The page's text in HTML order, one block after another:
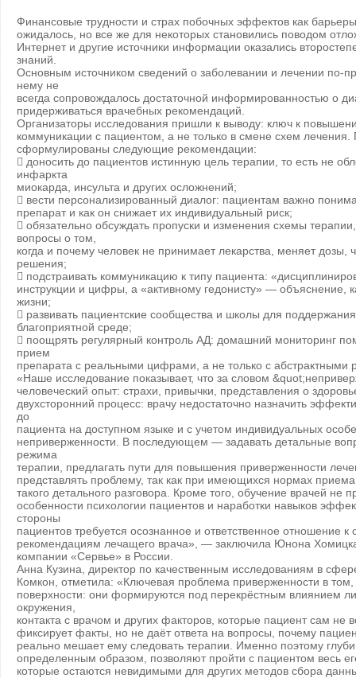
Финансовые трудности и страх побочных эффектов как
ожидалось, но все же для некоторых становились поводом
Интернет и другие источники информации оказались
знаний.
Основным источником сведений о заболевании и лечении по-
нему не
всегда сопровождалось достаточной информированностью о
придерживаться врачебных рекомендаций.
Организаторы исследования пришли к выводу: ключ к
коммуникации с пациентом, а не только в смене схем
сформулированы следующие рекомендации:
 доносить до пациентов истинную цель терапии, то есть не
инфаркта
миокарда, инсульта и других осложнений;
 вести персонализированный диалог: пациентам важно
препарат и как он снижает их индивидуальный риск;
 обязательно обсуждать пропуски и изменения схемы
вопросы о том,
когда и почему человек не принимает лекарства, меняет дозы,
решения;
 подстраивать коммуникацию к типу пациента:
инструкции и цифры, а «активному гедонисту» — объяснение,
жизни;
 развивать пациентские сообщества и школы для
благоприятной среде;
 поощрять регулярный контроль АД: домашний мониторинг
прием
препарата с реальными цифрами, а не только с абстрактными
«Наше исследование показывает, что за словом
человеческий опыт: страхи, привычки, представления о
двухсторонний процесс: врачу недостаточно назначить
до
пациента на доступном языке и с учетом индивидуальных
неприверженности. В последующем — задавать детальные
режима
терапии, предлагать пути для повышения приверженности
представлять проблему, так как при имеющихся нормах
такого детального разговора. Кроме того, обучение врачей не
особенности психологии пациентов и наработки навыков
стороны
пациентов требуется осознанное и ответственное отношение
рекомендациям лечащего врача», — заключила Юнона
компании «Сервье» в России.
Анна Кузина, директор по качественным исследованиям в
Комкон, отметила: «Ключевая проблема приверженности в
поверхности: они формируются под перекрёстным влиянием
окружения,
контакта с врачом и других факторов, которые пациент сам не
фиксирует факты, но не даёт ответа на вопросы, почему
реально мешает ему следовать терапии. Именно поэтому
определенным образом, позволяют пройти с пациентом весь
которые остаются невидимыми для других методов сбора